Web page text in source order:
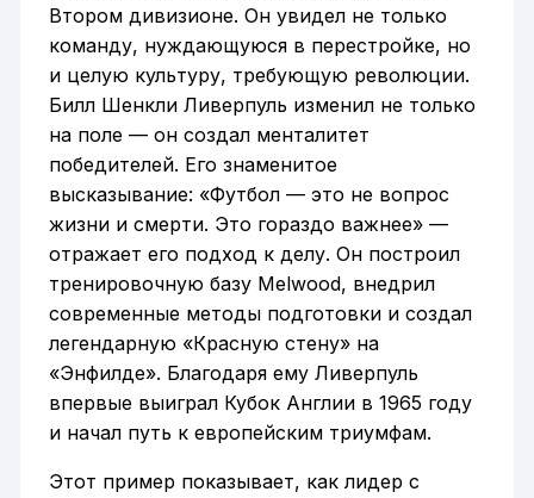
Втором дивизионе. Он увидел не только
команду, нуждающуюся в перестройке, но
и целую культуру, требующую революции.
Билл Шенкли Ливерпуль изменил не только
на поле — он создал менталитет
победителей. Его знаменитое
высказывание: «Футбол — это не вопрос
жизни и смерти. Это гораздо важнее» —
отражает его подход к делу. Он построил
тренировочную базу Melwood, внедрил
современные методы подготовки и создал
легендарную «Красную стену» на
«Энфилде». Благодаря ему Ливерпуль
впервые выиграл Кубок Англии в 1965 году
и начал путь к европейским триумфам.
Этот пример показывает, как лидер с